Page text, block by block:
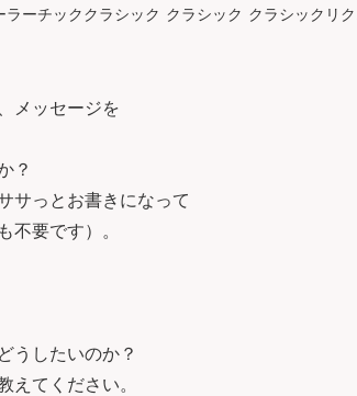
ラーチッククラシック クラシック クラシックリ
メッセージを
？
サっとお書きになって
不要です）。
うしたいのか？
えてください。